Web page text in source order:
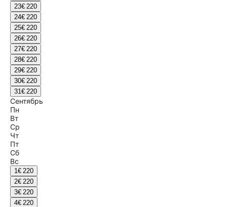
23€ 220
24€ 220
25€ 220
26€ 220
27€ 220
28€ 220
29€ 220
30€ 220
31€ 220
Сентябрь
Пн
Вт
Ср
Чт
Пт
Сб
Вс
1€ 220
2€ 220
3€ 220
4€ 220